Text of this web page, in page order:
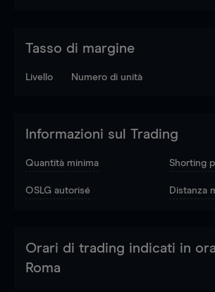
Tasso di margine
Livello Numero di unità
Informazioni sul Trading
Quantità minima Shorting
OSLG autorisé Distanza
Orari di trading indicati in
Roma